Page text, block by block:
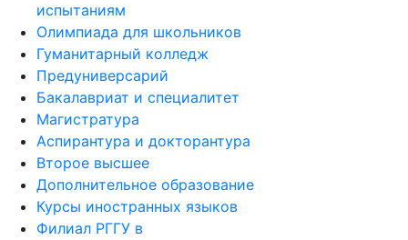
испытаниям
Олимпиада для школьников
Гуманитарный колледж
Предуниверсарий
Бакалавриат и специалитет
Магистратура
Аспирантура и докторантура
Второе высшее
Дополнительное образование
Курсы иностранных языков
Филиал РГГУ в